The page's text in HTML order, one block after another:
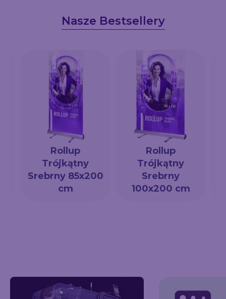
Nasze Bestsellery
Rollup
Trójkątny
Srebrny 85x200
cm
Rollup
Trójkątny
Srebrny
100x200 cm